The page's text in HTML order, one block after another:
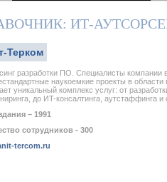
ИТ-
Терком
разработки ПО. Специалисты
наукоемкие проекты в
уникальный комплекс услуг: от
до ИT-консалтинга, аутстаффинга и
– 1991
сотрудников - 300
tercom.ru